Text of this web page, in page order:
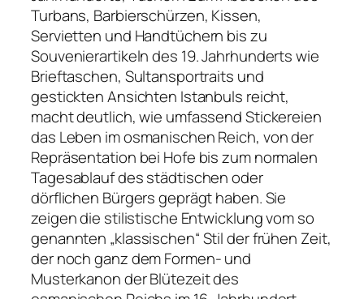
Turbans, Barbierschürzen, Kissen,
Servietten und Handtüchern bis zu
Souvenierartikeln des 19. Jahrhunderts wie
Brieftaschen, Sultansportraits und
gestickten Ansichten Istanbuls reicht,
macht deutlich, wie umfassend Stickereien
das Leben im osmanischen Reich, von der
Repräsentation bei Hofe bis zum normalen
Tagesablauf des städtischen oder
dörflichen Bürgers geprägt haben. Sie
zeigen die stilistische Entwicklung vom so
genannten „klassischen“ Stil der frühen Zeit,
der noch ganz dem Formen- und
Musterkanon der Blütezeit des